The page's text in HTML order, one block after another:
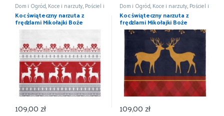
Dom i Ogród, Koce i narzuty, Pościel i
koce,Wyposażenie
Koc świąteczny narzuta z
frędzlami Mikołajki Boże
Narodzenie 150×200
109,00zł
Dom i Ogród, Koce i narzuty, Pościel i
koce,Wyposażenie
Koc świąteczny narzuta z
frędzlami Mikołajki Boże
Narodzenie 150×200
109,00zł